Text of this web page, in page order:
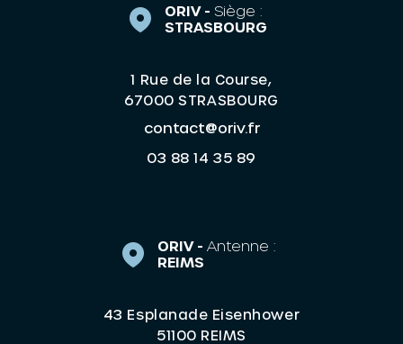
ORIV - Siège :
STRASBOURG
1 Rue de la Course,
67000 STRASBOURG
contact@oriv.fr
03 88 14 35 89
ORIV - Antenne :
REIMS
43 Esplanade Eisenhower
51100 REIMS